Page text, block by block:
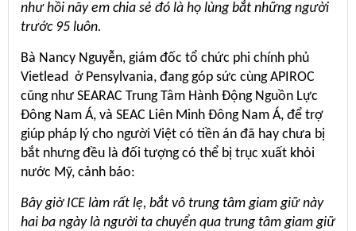
như hồi nãy em chia sẻ đó là họ lùng bắt những người
trước 95 luôn.
Bà Nancy Nguyễn, giám đốc tổ chức phi chính phủ
Vietlead ở Pensylvania, đang góp sức cùng APIROC
cũng như SEARAC Trung Tâm Hành Động Nguồn Lực
Đông Nam Á, và SEAC Liên Minh Đông Nam Á, để trợ
giúp pháp lý cho người Việt có tiền án đã hay chưa bị
bắt nhưng đều là đối tượng có thể bị trục xuất khỏi
nước Mỹ, cảnh báo:
Bây giờ ICE làm rất lẹ, bắt vô trung tâm giam giữ này
hai ba ngày là người ta chuyển qua trung tâm giam giữ